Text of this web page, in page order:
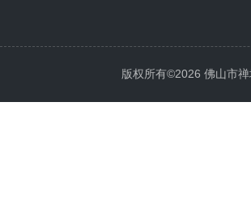
版权所有©2026 佛山市